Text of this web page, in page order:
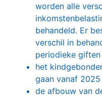
worden alle
behandeld. Er
verschil in
periodieke
het
gaan vanaf
de afbouw van